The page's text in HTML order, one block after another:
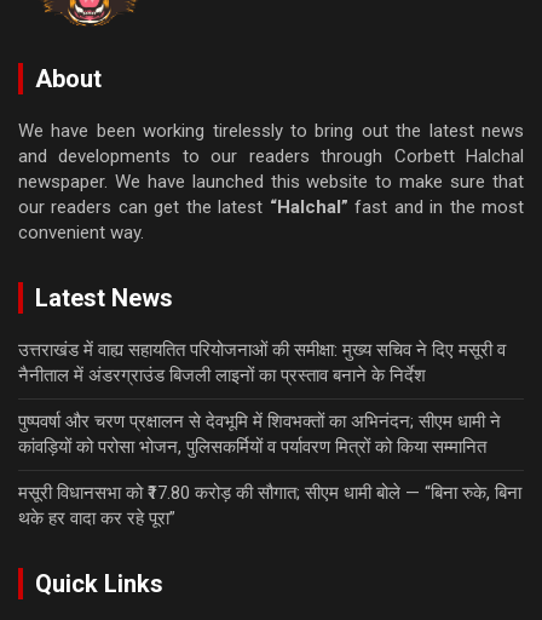
About
We have been working tirelessly to bring out the latest news
and developments to our readers through Corbett Halchal
newspaper. We have launched this website to make sure that
our readers can get the latest “Halchal” fast and in the most
convenient way.
Latest News
उत्तराखंड में वाह्य सहायतित परियोजनाओं की समीक्षा: मुख्य सचिव ने दिए मसूरी व
नैनीताल में अंडरग्राउंड बिजली लाइनों का प्रस्ताव बनाने के निर्देश
पुष्पवर्षा और चरण प्रक्षालन से देवभूमि में शिवभक्तों का अभिनंदन; सीएम धामी ने
कांवड़ियों को परोसा भोजन, पुलिसकर्मियों व पर्यावरण मित्रों को किया सम्मानित
मसूरी विधानसभा को ₹17.80 करोड़ की सौगात; सीएम धामी बोले — “बिना रुके, बिना
थके हर वादा कर रहे पूरा”
Quick Links